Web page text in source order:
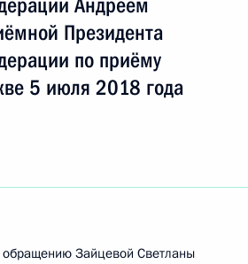
Андреем
Президента
по приёму
5 июля 2018 года
обращению Зайцевой Светланы